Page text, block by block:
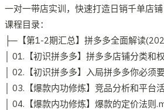
一对一带店实训，快速打造日销千单店铺
课程目录：
├─【第1-2期汇总】拼多多全面解读
│ 01.【初识拼多多】拼多多店铺分类和
│ 02.【初识拼多多】入局拼多多你必须
│ 03.【爆款内功修炼】竞品分析和平台
│ 04.【爆款内功修炼】爆款的定价法则